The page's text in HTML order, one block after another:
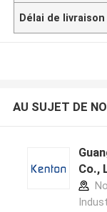
Délai de livraison
AU SUJET DE
Co.,